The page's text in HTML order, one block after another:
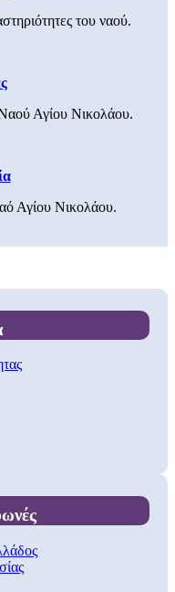
του ναού.
Αγίου Νικολάου.
Αγίου Νικολάου.